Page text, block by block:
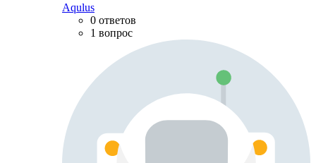
Aqulus
0 ответов
1 вопрос